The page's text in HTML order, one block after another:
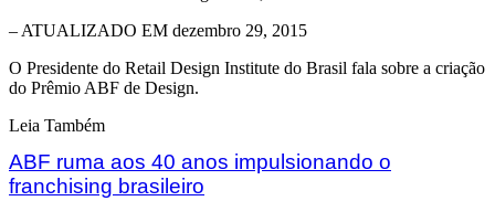
– ATUALIZADO EM dezembro 29, 2015
O Presidente do Retail Design Institute do Brasil fala sobre a criação
do Prêmio ABF de Design.
Leia Também
ABF ruma aos 40 anos impulsionando o
franchising brasileiro